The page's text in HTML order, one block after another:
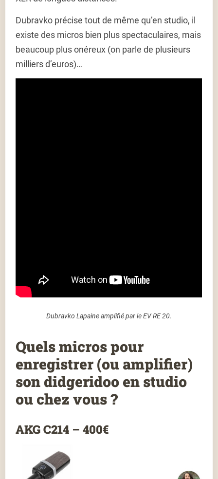
Dubravko précise tout de même qu’en studio, il
existe des micros bien plus spectaculaires, mais
beaucoup plus onéreux (on parle de plusieurs
milliers d’euros)…
Dubravko Lapaine amplifié par le EV RE 20.
Quels micros pour
enregistrer (ou amplifier)
son didgeridoo en studio
ou chez vous ?
AKG C214 – 400€